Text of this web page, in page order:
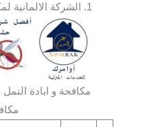
1. الشركة الالمانية لمكافحة النمل في العباسية
مكافحة و ابادة